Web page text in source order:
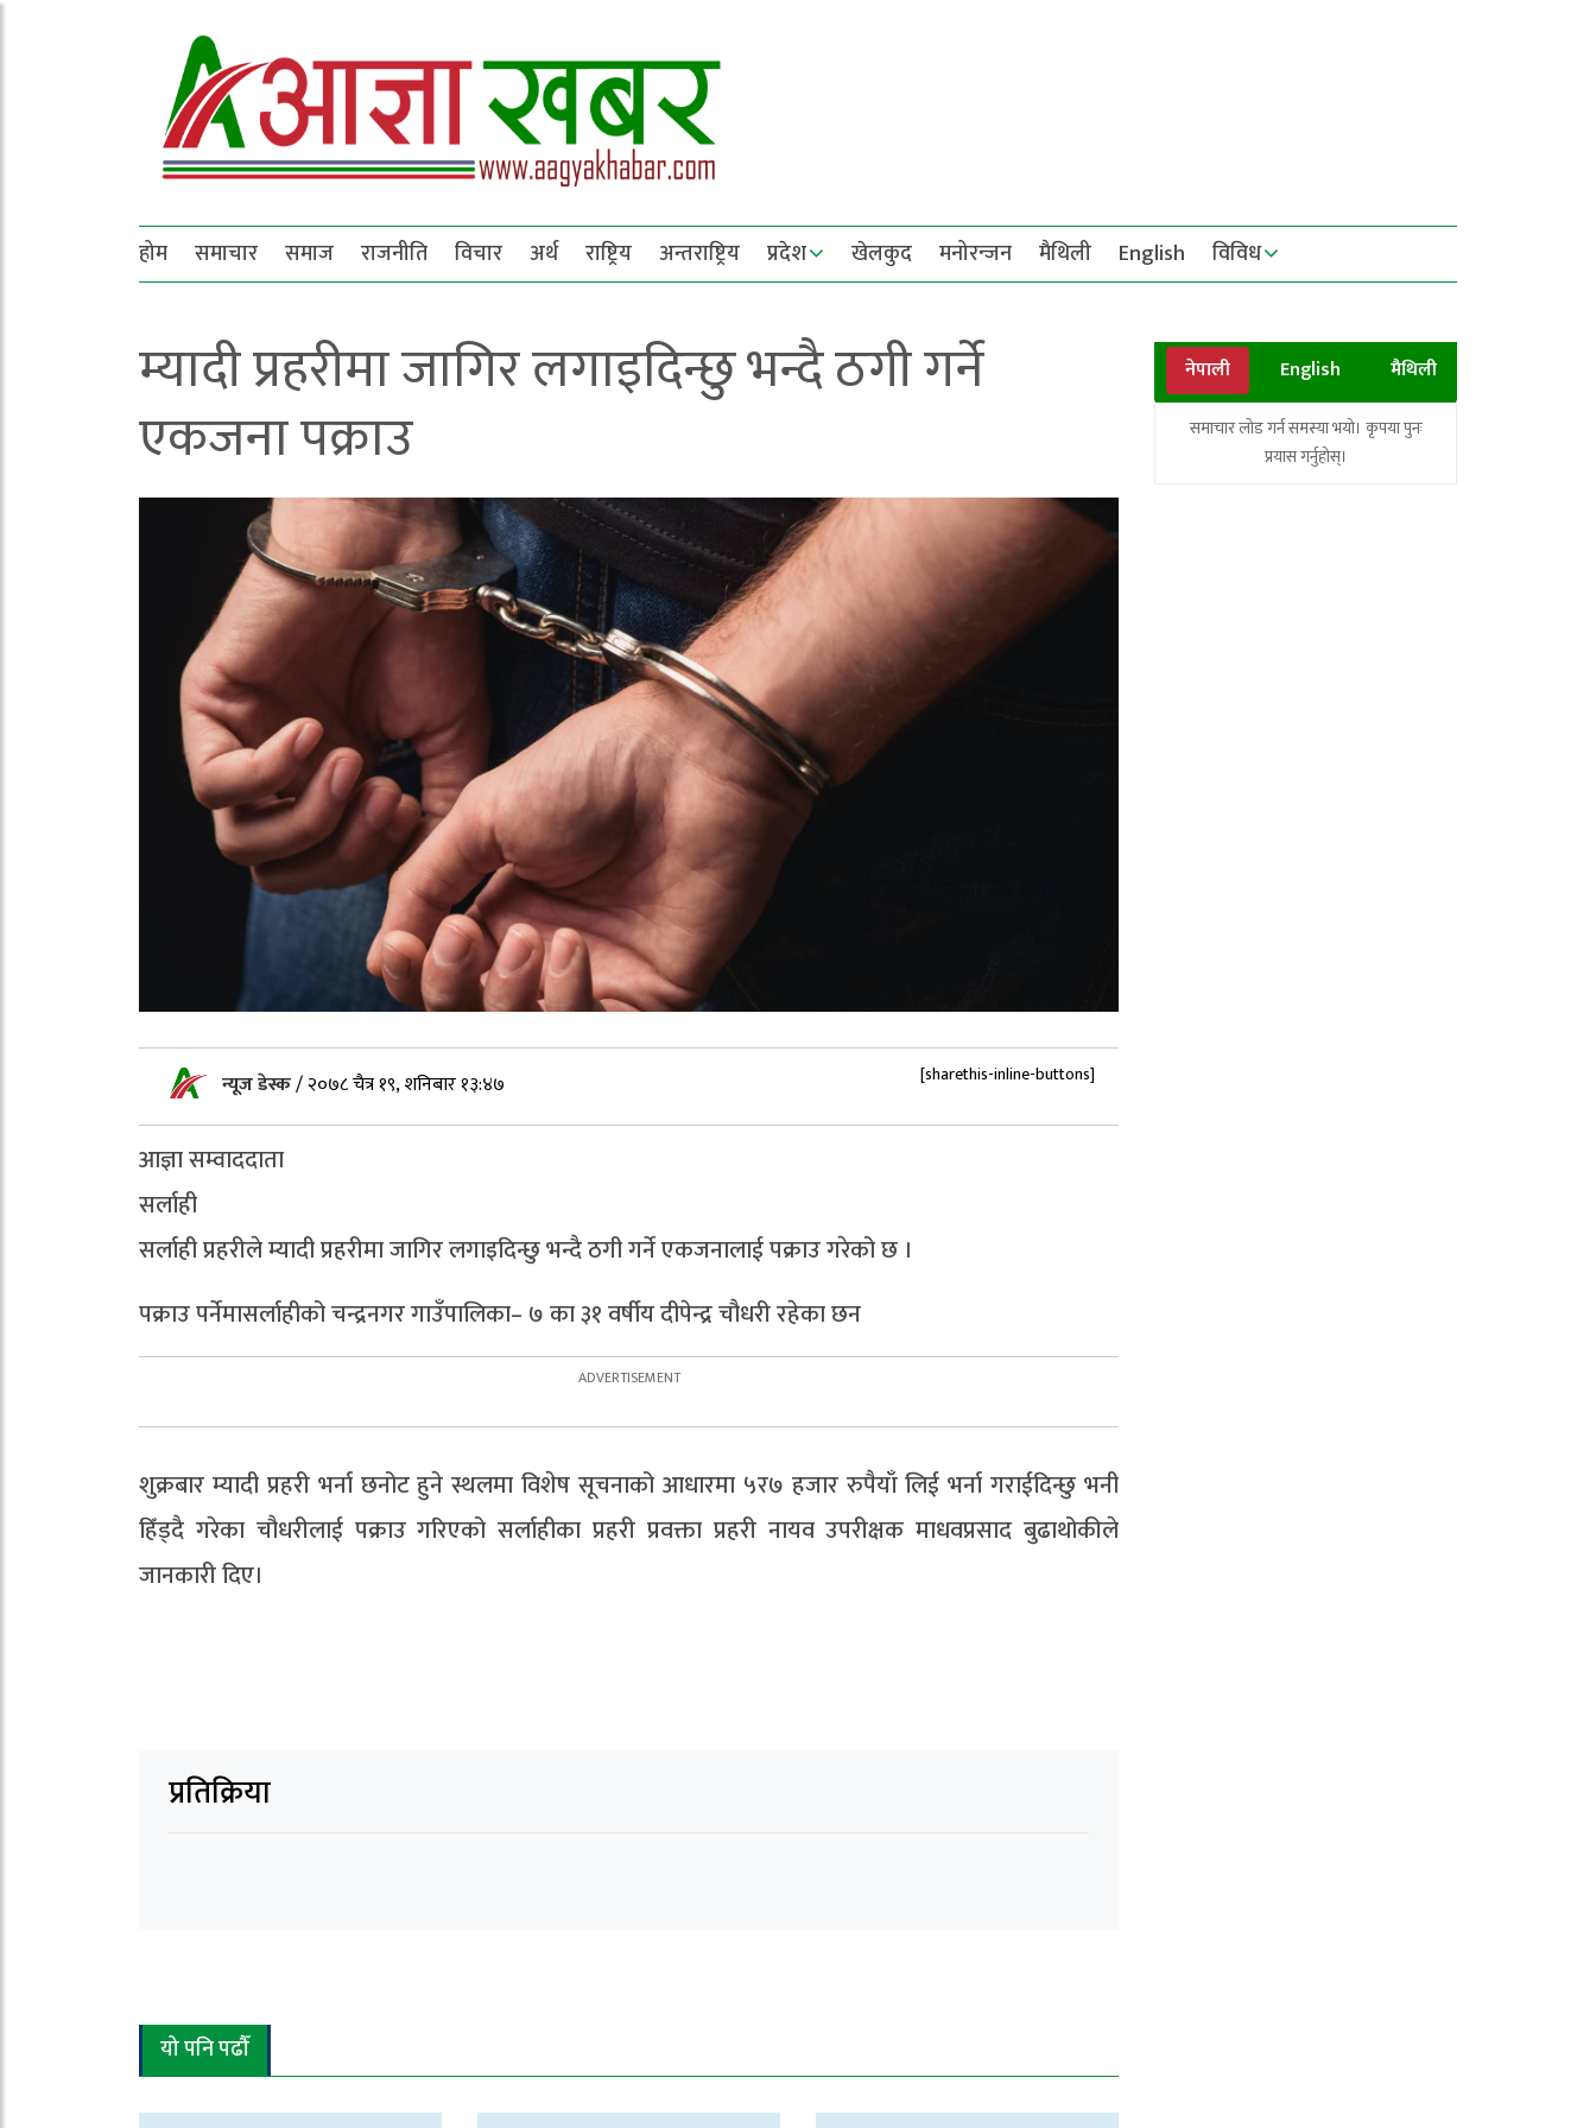
होम समाचार समाज राजनीति विचार अर्थ राष्ट्रिय अन्तराष्ट्रिय प्रदेश खेलकुद मनोरन्जन मैथिली English विविध
म्यादी प्रहरीमा जागिर लगाइदिन्छु भन्दै ठगी गर्ने
एकजना पक्राउ
न्यूज डेस्क/२०७८ चैत्र १९, शनिबार १३:४७ [sharethis-inline-buttons]
आज्ञा सम्वाददाता
सर्लाही
सर्लाही प्रहरीले म्यादी प्रहरीमा जागिर लगाइदिन्छु भन्दै ठगी गर्ने एकजनालाई पक्राउ गरेको छ ।
पक्राउ पर्नेमासर्लाहीको चन्द्रनगर गाउँपालिका– ७ का ३१ वर्षीय दीपेन्द्र चौधरी रहेका छन
शुक्रबार म्यादी प्रहरी भर्ना छनोट हुने स्थलमा विशेष सूचनाको आधारमा ५र७ हजार रुपैयाँ लिई भर्ना गराईदिन्छु भनी
हिँड्दै गरेका चौधरीलाई पक्राउ गरिएको सर्लाहीका प्रहरी प्रवक्ता प्रहरी नायव उपरीक्षक माधवप्रसाद बुढाथोकीले
जानकारी दिए।
प्रतिक्रिया
नेपाली English मैथिली
समाचार लोड गर्न समस्या भयो। कृपया पुनः
प्रयास गर्नुहोस्।
यो पनि पढौँ